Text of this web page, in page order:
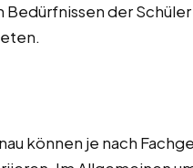
der
können je nach